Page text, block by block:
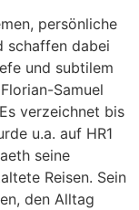
persönliche
schaffen dabei
und subtilem
Samuel
verzeichnet bis
u.a. auf HR1
seine
Reisen. Sein
den Alltag